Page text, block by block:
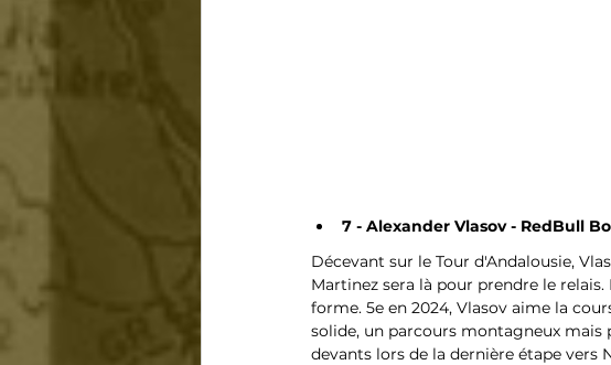
7 - Alexander Vlasov - RedBull
Décevant sur le Tour d'Andalousie,
Martinez sera là pour prendre le
forme. 5e en 2024, Vlasov aime la
solide, un parcours montagneux
devants lors de la dernière étape vers